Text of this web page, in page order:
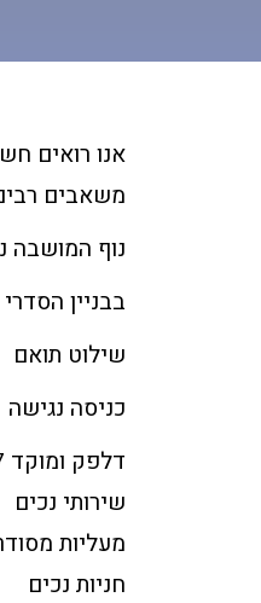
אנו רואים
משאבים
נוף המושבה
בבניין
שילוט תואם
כניסה נגישה
דלפק ומוקד 24/7
שירותי נכים
מעליות
חניות נכים